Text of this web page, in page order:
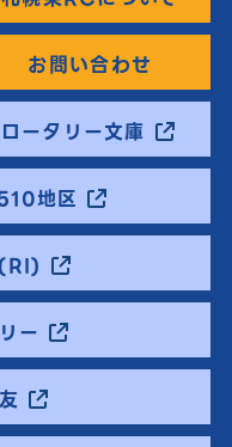
お問い合わせ
ロータリー文庫
地区
ー